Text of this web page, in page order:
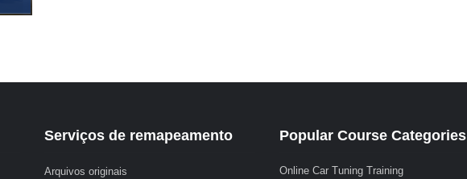
Serviços de remapeamento
Arquivos originais
Popular Course Categories
Online Car Tuning Training